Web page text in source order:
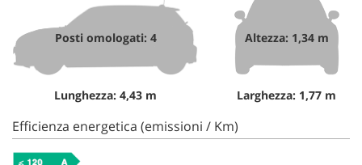
Posti omologati: 4
Lunghezza: 4,43 m
Altezza: 1,34 m
Larghezza: 1,77 m
Efficienza energetica (emissioni / Km)